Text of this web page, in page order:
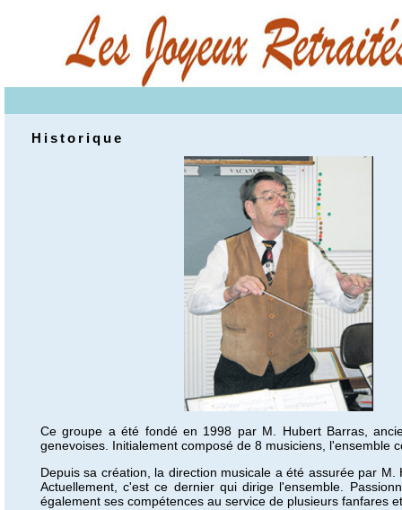
Historique
Ce groupe a été fondé en 1998 par M. Hubert Barras,
genevoises. Initialement composé de 8 musiciens, l'ensemble
Depuis sa création, la direction musicale a été assurée par
Actuellement, c'est ce dernier qui dirige l'ensemble.
également ses compétences au service de plusieurs fanfares